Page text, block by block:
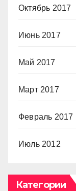
Октябрь 2017
Июнь 2017
Май 2017
Март 2017
Февраль 2017
Июль 2012
Категории